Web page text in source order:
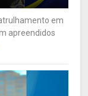
em
apreendidos